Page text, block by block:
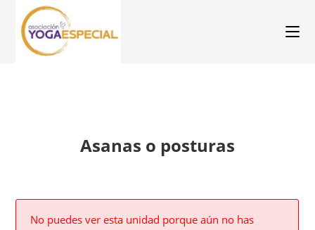
Asanas o posturas
No puedes ver esta unidad porque aún no has